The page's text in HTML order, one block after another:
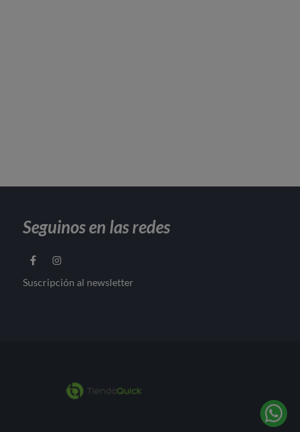
Seguinos en las redes
Suscripción al newsletter